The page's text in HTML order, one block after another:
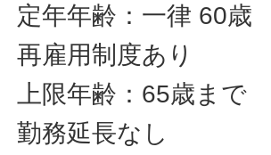
定年年齢：一律 60歳
再雇用制度あり
上限年齢：65歳まで
勤務延長なし